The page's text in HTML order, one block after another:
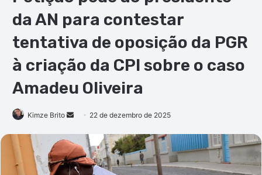
da AN para contestar
tentativa de oposição da PGR
à criação da CPI sobre o caso
Amadeu Oliveira
Kimze Brito
Mande
e-
mail
22 de dezembro de 2025